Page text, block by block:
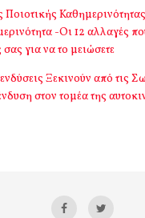
Ποιοτικής
-Οι 12 αλλαγές
για να το μειώσετε
Ξεκινούν από τις
στον τομέα της